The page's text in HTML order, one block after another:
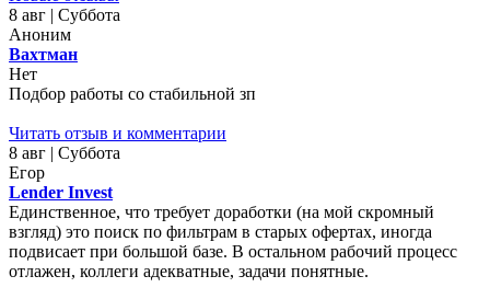
8 авг | Суббота
Аноним
Вахтман
Нет
Подбор работы со стабильной зп
Читать отзыв и комментарии
8 авг | Суббота
Егор
Lender Invest
Единственное, что требует доработки (на мой скромный
взгляд) это поиск по фильтрам в старых офертах, иногда
подвисает при большой базе. В остальном рабочий процесс
отлажен, коллеги адекватные, задачи понятные.